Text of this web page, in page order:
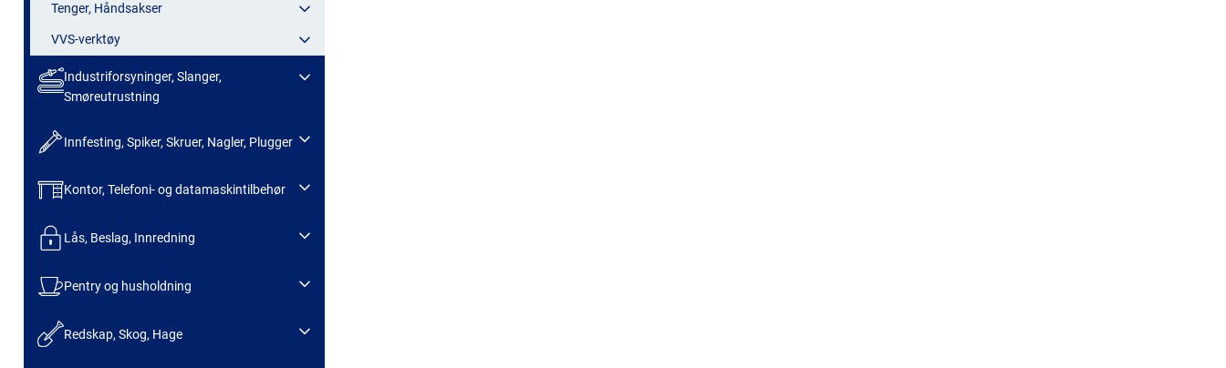
Tenger, Håndsakser
VVS-verktøy
Industriforsyninger, Slanger,
Smøreutrustning
Innfesting, Spiker, Skruer, Nagler, Plugger
Kontor, Telefoni- og datamaskintilbehør
Lås, Beslag, Innredning
Pentry og husholdning
Redskap, Skog, Hage